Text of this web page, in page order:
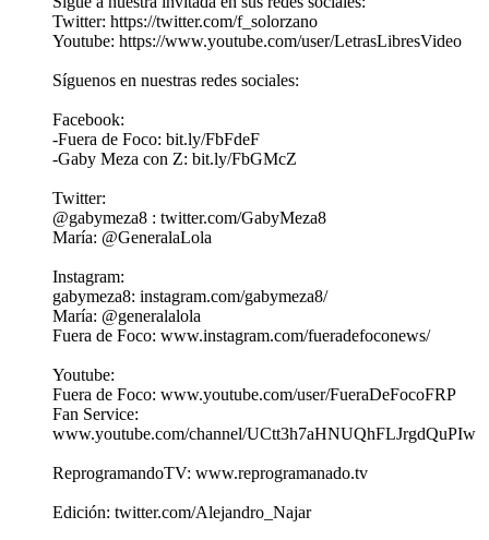
Twitter: https://twitter.com/f_solorzano
Youtube: https://www.youtube.com/user/LetrasLibresVideo
Síguenos en nuestras redes sociales:
Facebook:
-Fuera de Foco: bit.ly/FbFdeF
-Gaby Meza con Z: bit.ly/FbGMcZ
Twitter:
@gabymeza8 : twitter.com/GabyMeza8
María: @GeneralaLola
Instagram:
gabymeza8: instagram.com/gabymeza8/
María: @generalalola
Fuera de Foco: www.instagram.com/fueradefoconews/
Youtube:
Fuera de Foco: www.youtube.com/user/FueraDeFocoFRP
Fan Service:
www.youtube.com/channel/UCtt3h7aHNUQhFLJrgdQuPIw
ReprogramandoTV: www.reprogramanado.tv
Edición: twitter.com/Alejandro_Najar